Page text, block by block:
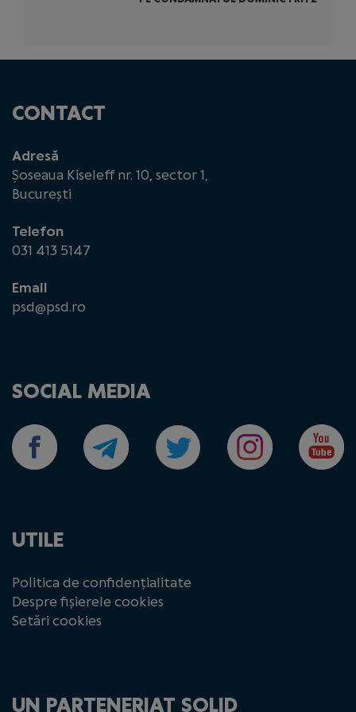
CONTACT
Adresă
Șoseaua Kiseleff nr. 10, sector 1,
București
Telefon
031 413 5147
Email
psd@psd.ro
SOCIAL MEDIA
UTILE
Politica de confidențialitate
Despre fișierele cookies
Setări cookies
UN PARTENERIAT SOLID